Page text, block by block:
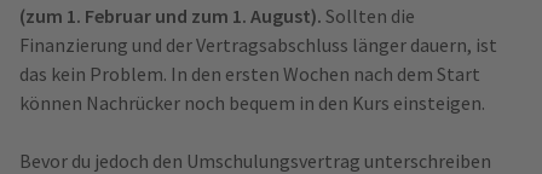
(zum 1. Februar und zum 1. August). Sollten die
Finanzierung und der Vertragsabschluss länger dauern, ist
das kein Problem. In den ersten Wochen nach dem Start
können Nachrücker noch bequem in den Kurs einsteigen.
Bevor du jedoch den Umschulungsvertrag unterschreiben